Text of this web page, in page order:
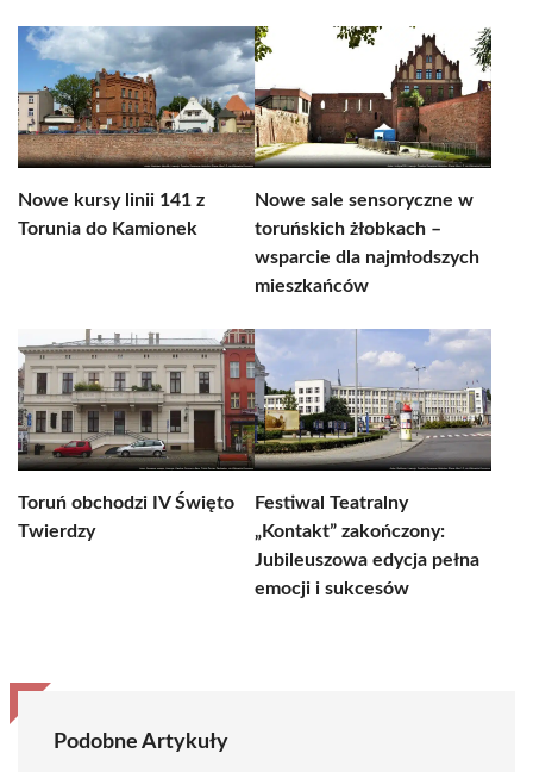
Nowe kursy linii 141 z
Torunia do Kamionek
Nowe sale sensoryczne w
toruńskich żłobkach –
wsparcie dla najmłodszych
mieszkańców
Toruń obchodzi IV Święto
Twierdzy
Festiwal Teatralny
„Kontakt” zakończony:
Jubileuszowa edycja pełna
emocji i sukcesów
Podobne Artykuły